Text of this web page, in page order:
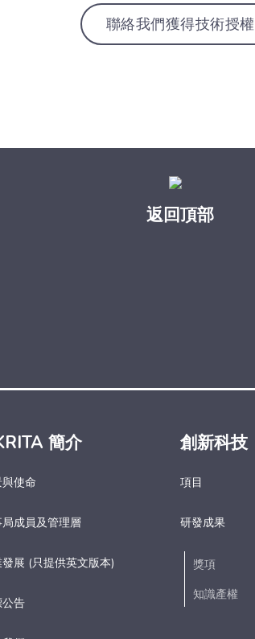
聯絡我們獲得技術授權
返回頂部
簡介
使命
成員及管理層
展 (只提供英文版本)
告
創新科技
項目
研發成果
獎項
知識產權